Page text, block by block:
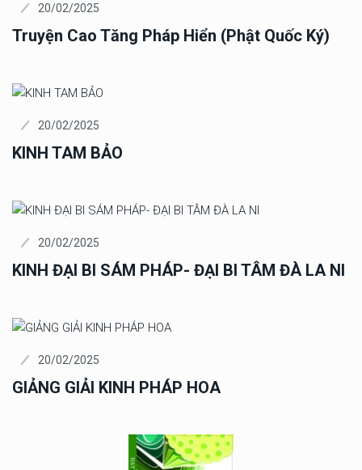
20/02/2025
Truyện Cao Tăng Pháp Hiển (Phật Quốc Ký)
20/02/2025
KINH TAM BẢO
20/02/2025
KINH ĐẠI BI SÁM PHÁP- ĐẠI BI TÂM ĐÀ LA NI
20/02/2025
GIẢNG GIẢI KINH PHÁP HOA